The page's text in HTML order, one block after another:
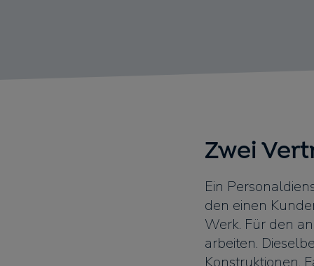
Zwei
Ein
den einen
Werk. Für den
arbeiten.
Konstruktionen.